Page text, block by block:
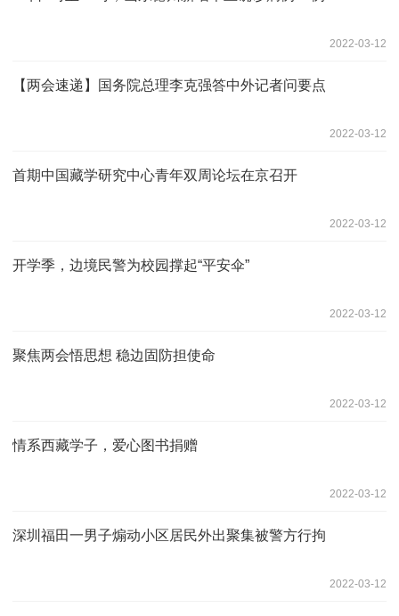
2022-03-12
【两会速递】国务院总理李克强答中外记者问要点
2022-03-12
首期中国藏学研究中心青年双周论坛在京召开
2022-03-12
开学季，边境民警为校园撑起“平安伞”
2022-03-12
聚焦两会悟思想 稳边固防担使命
2022-03-12
情系西藏学子，爱心图书捐赠
2022-03-12
深圳福田一男子煽动小区居民外出聚集被警方行拘
2022-03-12